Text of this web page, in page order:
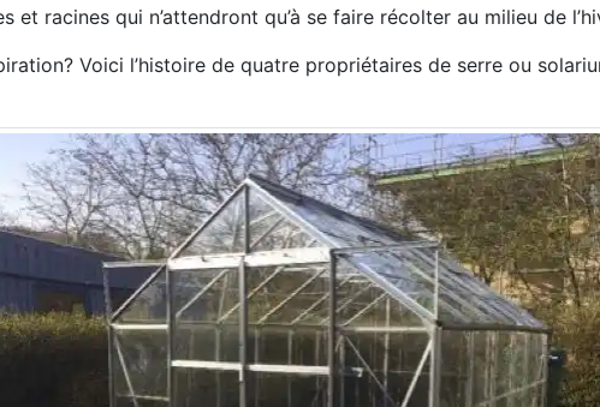
racines qui n’attendront qu’à se faire récolter au milieu de
Voici l’histoire de quatre propriétaires de serre ou